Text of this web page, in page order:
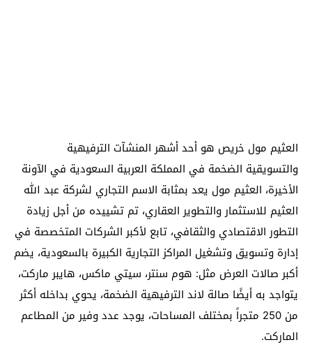
العثيم مول خريص هو أحد أشهر المنشآت الترفيهية
والتسويقية الضخمة في المملكة العربية السعودية في الآونة
الأخيرة، العثيم مول يعد بمثابة الاسم التجاري لشركة عبد الله
العثيم للاستثمار والتطوير العقاري، تم تشييده من أجل زيادة
التطور الاقتصادي والثقافي، تابع لأكبر الشركات المتخصصة في
إدارة وتسويق وتشغيل المراكز التجارية الكبيرة بالسعودية، يضم
أكبر صالات العرض مثل: هوم سنتر، سيتي ماكس، هايبر ماركت،
يتواجد به أيضًا صالة لاند الترفيهية الضخمة، يحوي بداخله أكثر
من 250 متجراً بمختلف المساحات، يوجد عدد وفير من المطاعم
الماركت.